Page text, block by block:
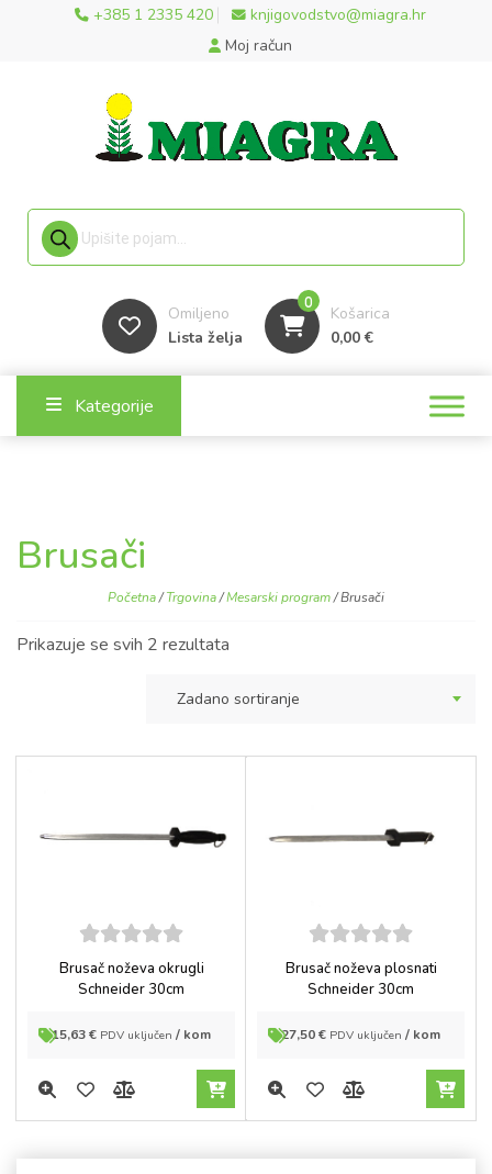
+385 1 2335 420
knjigovodstvo@miagra.hr
Moj račun
Products search
Omiljeno
Lista želja
0
Košarica
0,00€
Kategorije
Brusači
Početna/Trgovina/Mesarski program/ Brusači
Prikazuje se svih 2 rezultata
Zadano sortiranje
5out of
5
Brusač noževa okrugli
Schneider 30cm
15,63€ PDV uključen / kom
5out of
5
Brusač noževa plosnati
Schneider 30cm
27,50€ PDV uključen / kom